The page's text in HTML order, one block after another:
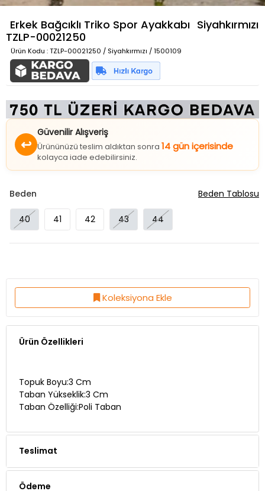
Erkek Bağcıklı Triko Spor Ayakkabı Siyahkırmızı
TZLP-00021250
Ürün Kodu : TZLP-00021250 / Siyahkırmızı / 1500109
↩
Güvenilir Alışveriş
Ürününüzü teslim aldıktan sonra 14 gün içerisinde
kolayca iade edebilirsiniz.
Beden
40 41 42 43 44
Beden Tablosu
Koleksiyona Ekle
Ürün Özellikleri
Topuk Boyu:3 Cm
Taban Yükseklik:3 Cm
Taban Özelliği:Poli Taban
Teslimat
Ödeme